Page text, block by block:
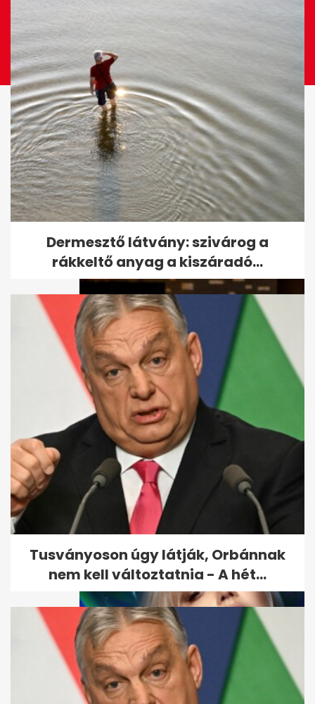
Vajna Tímea újra férjhez ment
Rejtélyes haláleset miatt
gyászol Vajna Tímea
Dermesztő látvány: szivárog a
rákkeltő anyag a kiszáradó...
Tusványoson úgy látják, Orbánnak
nem kell változtatnia - A hét...